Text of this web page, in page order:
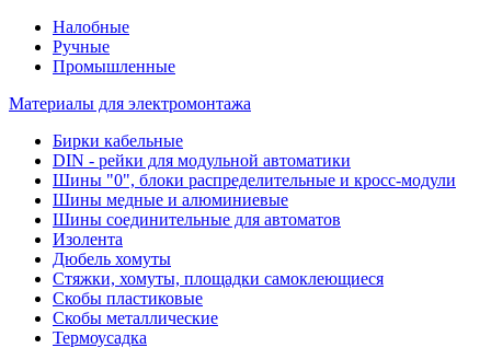
Налобные
Ручные
Промышленные
Материалы для электромонтажа
Бирки кабельные
DIN - рейки для модульной автоматики
Шины "0", блоки распределительные и кросс-модули
Шины медные и алюминиевые
Шины соединительные для автоматов
Изолента
Дюбель хомуты
Стяжки, хомуты, площадки самоклеющиеся
Скобы пластиковые
Скобы металлические
Термоусадка